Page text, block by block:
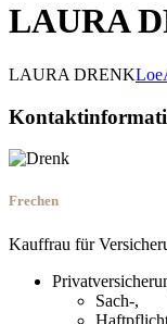
LAURA
LAURA DRENK
Frechen
Kauffrau für
Sach-,